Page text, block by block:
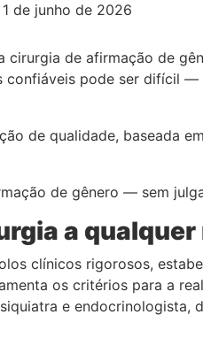
1 de junho de 2026
de afirmação de
pode ser difícil
de qualidade, baseada
de gênero — sem
a qualquer
clínicos rigorosos,
os critérios para a
e endocrinologista,